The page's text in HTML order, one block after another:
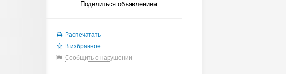
Поделиться объявлением
Распечатать
В избранное
Сообщить о нарушении